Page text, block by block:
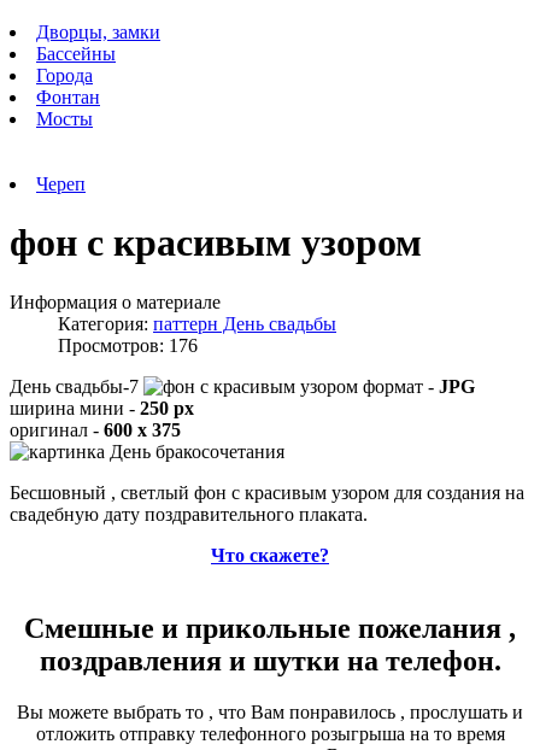
Дворцы, замки
Бассейны
Города
Фонтан
Мосты
Череп
фон с красивым узором
Информация о материале
Категория: паттерн День свадьбы
Просмотров: 176
День свадьбы-7
формат - JPG
ширина мини - 250 px
оригинал - 600 x 375
Бесшовный , светлый фон с красивым узором для создания на
свадебную дату поздравительного плаката.
Что скажете?
Смешные и прикольные пожелания ,
поздравления и шутки на телефон.
Вы можете выбрать то , что Вам понравилось , прослушать и
отложить отправку телефонного розыгрыша на то время